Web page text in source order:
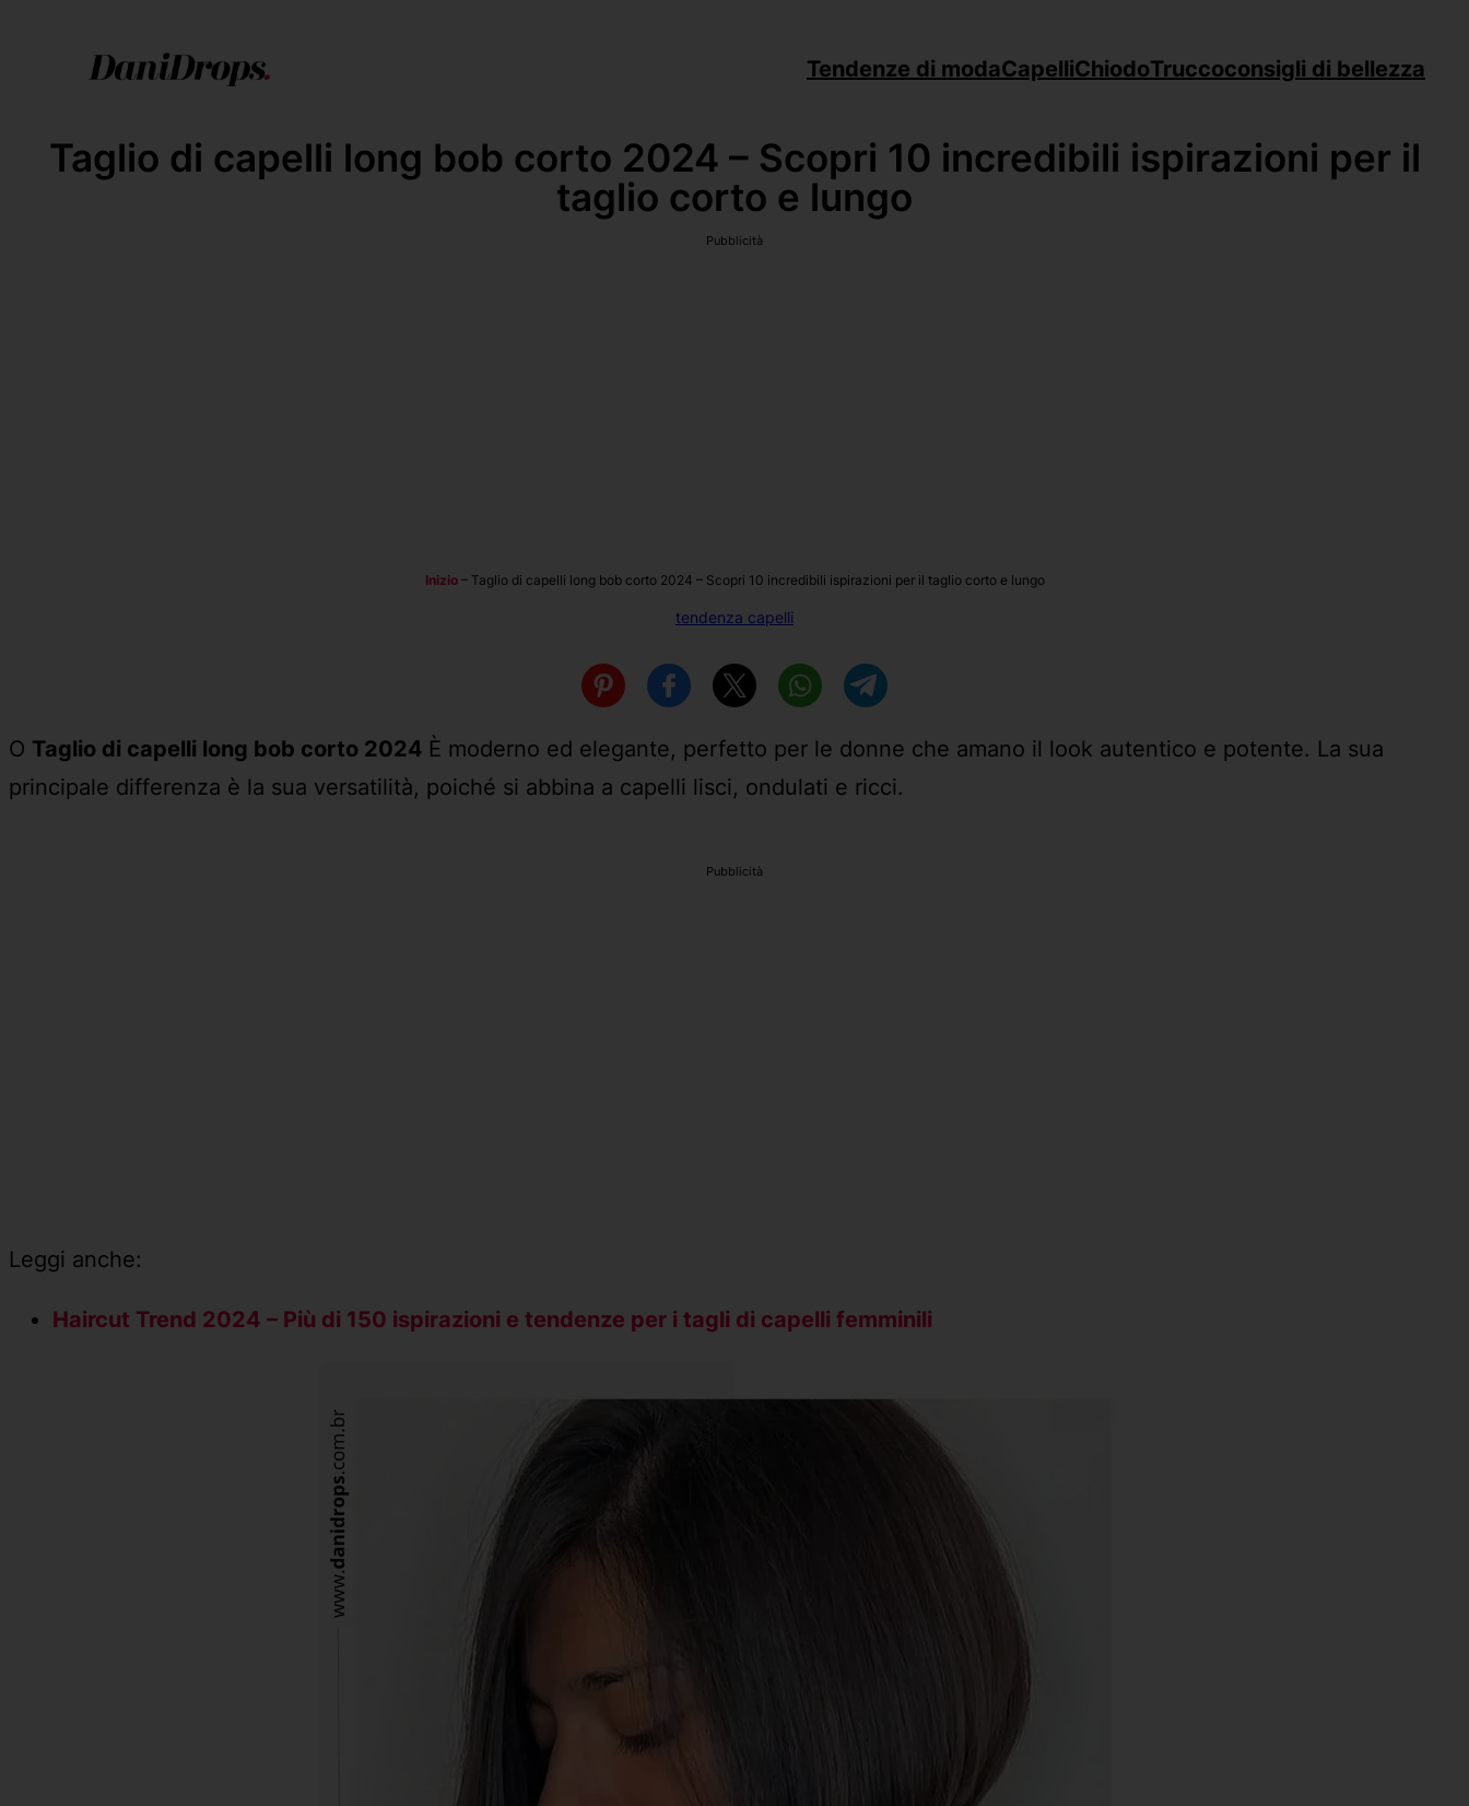
Tendenze di modaCapelliChiodoTruccoconsigli di bellezza
Taglio di capelli long bob corto 2024 – Scopri 10 incredibili ispirazioni per il
taglio corto e lungo
Pubblicità
Inizio– Taglio di capelli long bob corto 2024 – Scopri 10 incredibili ispirazioni per il taglio corto e lungo
tendenza capelli
O Taglio di capelli long bob corto 2024 È moderno ed elegante, perfetto per le donne che amano il look autentico e potente. La sua
principale differenza è la sua versatilità, poiché si abbina a capelli lisci, ondulati e ricci.
Pubblicità
Leggi anche:
Haircut Trend 2024 – Più di 150 ispirazioni e tendenze per i tagli di capelli femminili